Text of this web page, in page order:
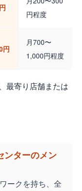
円程度
円
月700〜
1,000円程度
最寄り店舗または
ターのメン
ークを持ち、全